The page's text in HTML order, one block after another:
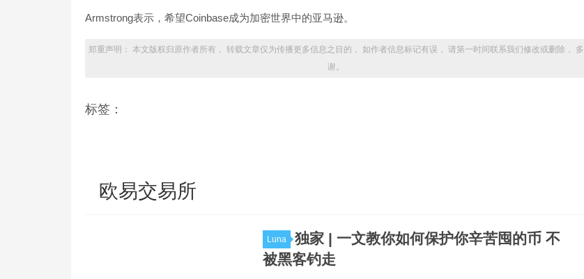
Armstrong表示，希望Coinbase成为加密世界中的亚马逊。
郑重声明： 本文版权归原作者所有， 转载文章仅为传播更多信息之目的， 如作者信息标记有误， 请第一时间联系我们修改或删除， 多
谢。
标签：
欧易交易所
Luna
独家 | 一文教你如何保护你辛苦囤的币 不
被黑客钓走